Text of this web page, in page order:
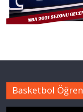
Basketbol Öğren